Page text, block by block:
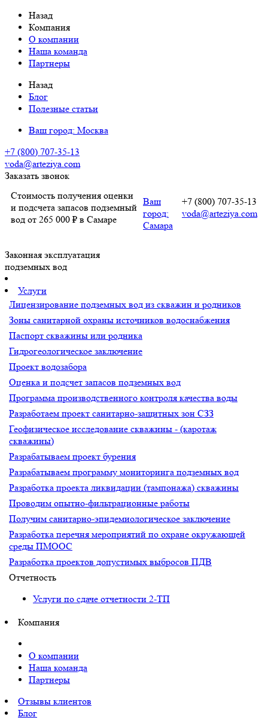
Назад
Компания
О компании
Наша команда
Партнеры
Назад
Блог
Полезные статьи
Ваш город: Москва
+7 (800) 707-35-13
voda@arteziya.com
Заказать звонок
Стоимость получения оценки
и подсчета запасов подземный
вод от 265 000 ₽ в Самаре
Ваш
город:
Самара
+7 (800) 707-35-13
voda@arteziya.com
Законная эксплуатация
подземных вод
Услуги
Лицензирование подземных вод из скважин и родников
Зоны санитарной охраны источников водоснабжения
Паспорт скважины или родника
Гидрогеологическое заключение
Проект водозабора
Оценка и подсчет запасов подземных вод
Программа производственного контроля качества воды
Разработаем проект санитарно-защитных зон СЗЗ
Геофизическое исследование скважины - (каротаж
скважины)
Разрабатываем проект бурения
Разрабатываем программу мониторинга подземных вод
Разработка проекта ликвидации (тампонажа) скважины
Проводим опытно-фильтрационные работы
Получим санитарно-эпидемиологическое заключение
Разработка перечня мероприятий по охране окружающей
среды ПМООС
Разработка проектов допустимых выбросов ПДВ
Отчетность
Услуги по сдаче отчетности 2-ТП
Компания
О компании
Наша команда
Партнеры
Отзывы клиентов
Блог